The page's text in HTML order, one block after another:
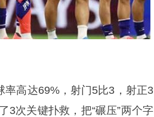
率高达69%，射门5比3，射正3
3次关键扑救，把“碾压”两个字